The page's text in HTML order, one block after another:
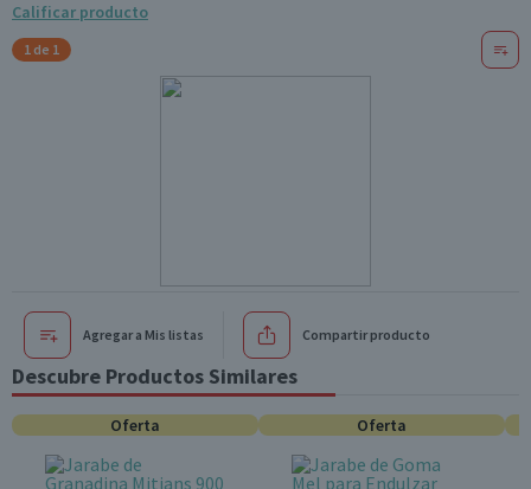
Calificar producto
1 de 1
Agregar a Mis listas Compartir producto
Descubre Productos Similares
Oferta Oferta